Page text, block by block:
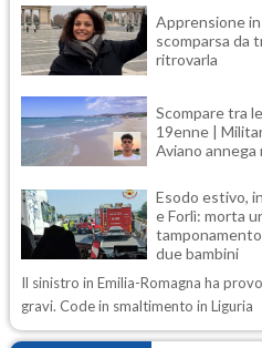
Apprensione in
scomparsa da
ritrovarla
Scompare tra
19enne |
Aviano annega
Esodo estivo,
e Forlì: morta
due bambini
Il sinistro in Emilia-Romagna ha
gravi. Code in smaltimento in Liguria